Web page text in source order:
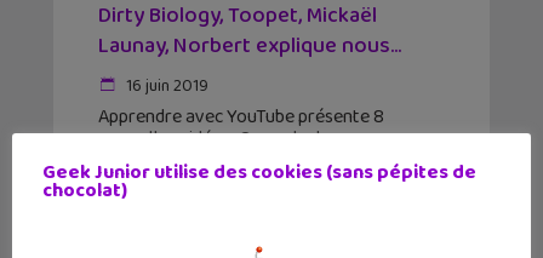
Dirty Biology, Toopet, Mickaël
Launay, Norbert explique nous...
16 juin 2019
Apprendre avec YouTube présente 8
nouvelles vidéos. On parle de
réchauffement climatique, de la Tour Eiffel,
des ondes et des poux ! Bon visionnage.
Cette semaine, nous avons sélectionné
Geek Junior utilise des cookies (sans pépites de
chocolat)